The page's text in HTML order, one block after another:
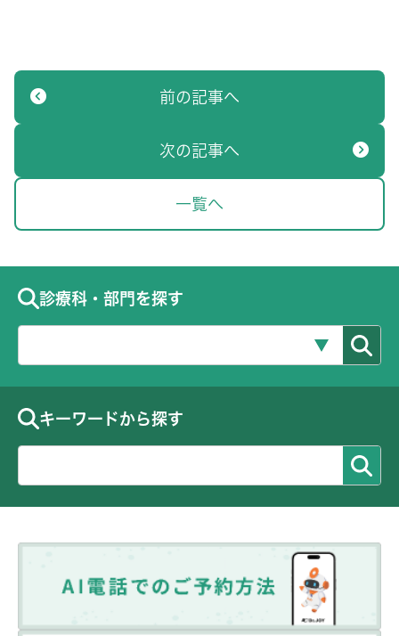
前の記事へ
一覧へ
次の記事へ
診療科・部門を探す
キーワードから探す